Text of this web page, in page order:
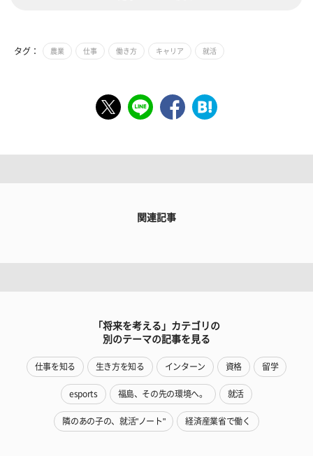
タグ： 農業 仕事 働き方 キャリア 就活
関連記事
「将来を考える」カテゴリの
別のテーマの記事を見る
仕事を知る 生き方を知る インターン 資格 留学
esports 福島、その先の環境へ。 就活
隣のあの子の、就活"ノート" 経済産業省で働く